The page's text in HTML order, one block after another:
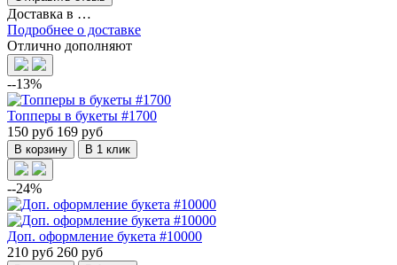
Доставка в …
Подробнее о доставке
Отлично дополняют
--13%
Топперы в букеты #1700
150 руб 169 руб
В корзину В 1 клик
--24%
Доп. оформление букета #10000
210 руб 260 руб